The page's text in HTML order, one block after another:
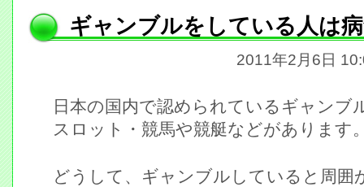
ギャンブルをしている人は
2011年2月6日
日本の国内で認められているギャンブ
スロット・競馬や競艇などがあります
どうして、ギャンブルしていると周囲